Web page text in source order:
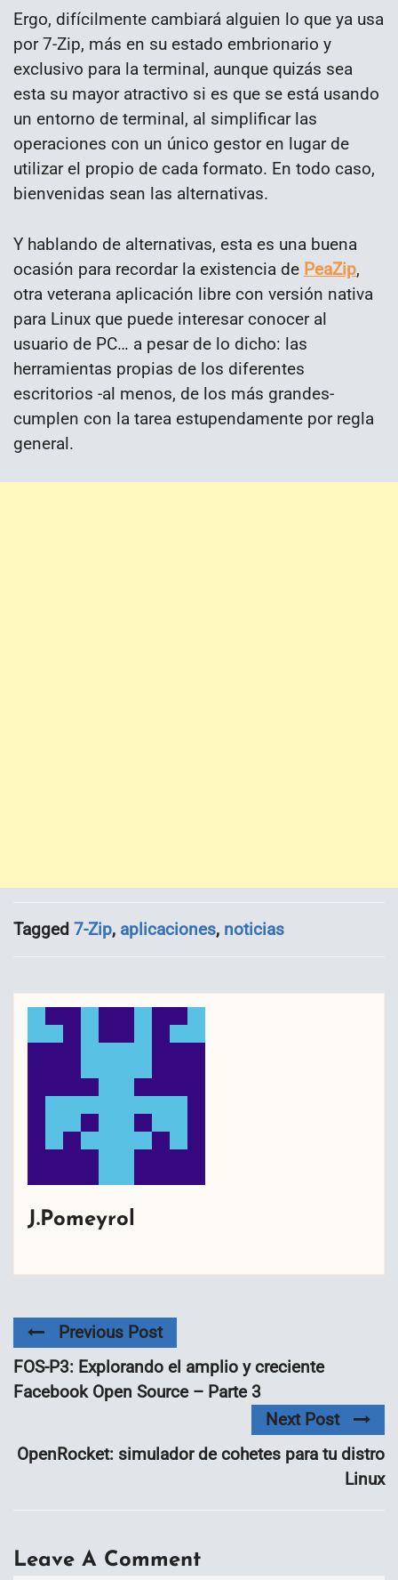
Ergo, difícilmente cambiará alguien lo que ya usa
por 7-Zip, más en su estado embrionario y
exclusivo para la terminal, aunque quizás sea
esta su mayor atractivo si es que se está usando
un entorno de terminal, al simplificar las
operaciones con un único gestor en lugar de
utilizar el propio de cada formato. En todo caso,
bienvenidas sean las alternativas.
Y hablando de alternativas, esta es una buena
ocasión para recordar la existencia de PeaZip,
otra veterana aplicación libre con versión nativa
para Linux que puede interesar conocer al
usuario de PC… a pesar de lo dicho: las
herramientas propias de los diferentes
escritorios -al menos, de los más grandes-
cumplen con la tarea estupendamente por regla
general.
Tagged 7-Zip, aplicaciones, noticias
J.Pomeyrol
Previous Post
FOS-P3: Explorando el amplio y creciente
Facebook Open Source – Parte 3
Next Post
OpenRocket: simulador de cohetes para tu distro
Linux
Leave A Comment